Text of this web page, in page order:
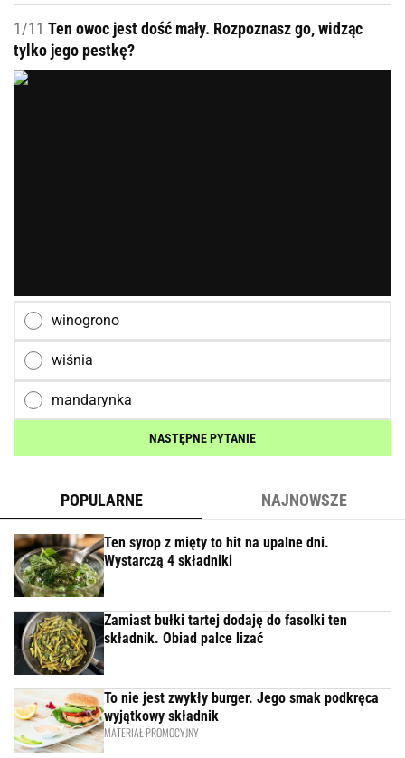
1/11 Ten owoc jest dość mały. Rozpoznasz go, widząc
tylko jego pestkę?
winogrono
wiśnia
mandarynka
NASTĘPNE PYTANIE
POPULARNE NAJNOWSZE
Ten syrop z mięty to hit na upalne dni.
Wystarczą 4 składniki
Zamiast bułki tartej dodaję do fasolki ten
składnik. Obiad palce lizać
To nie jest zwykły burger. Jego smak podkręca
wyjątkowy składnik
MATERIAŁ PROMOCYJNY